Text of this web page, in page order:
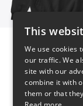
$40
This
We use cookies
our traffic. We
site with our
combine it with
them or that